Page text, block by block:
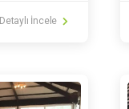
Detaylı İncele